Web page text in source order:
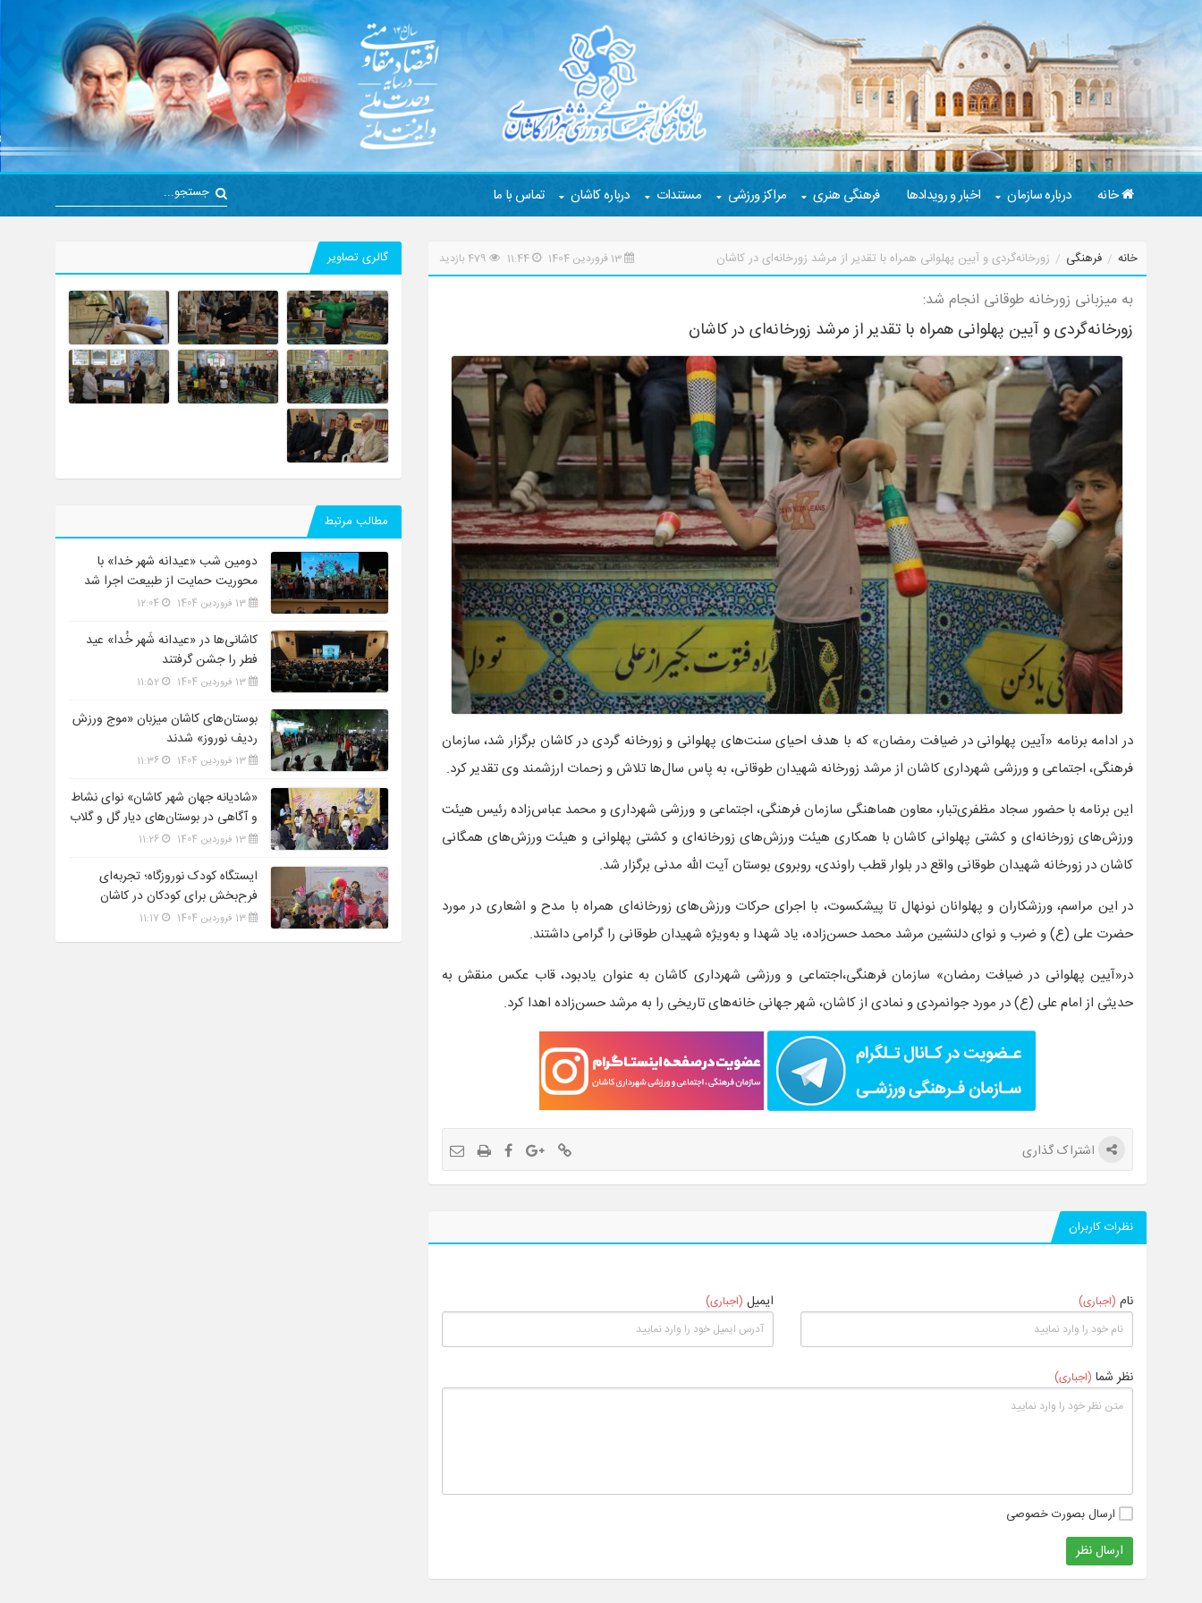
خانه درباره سازمان اخبار و رویدادها فرهنگی هنری مراکز ورزشی مستندات درباره کاشان تماس با ما
خانه فرهنگی زورخانه‌گردی و آیین پهلوانی همراه با تقدیر از مرشد زورخانه‌ای در کاشان 13 فروردین 1404 11:44
به میزبانی زورخانه طوقانی انجام شد:
زورخانه‌گردی و آیین پهلوانی همراه با تقدیر از مرشد زورخانه‌ای در کاشان
در ادامه برنامه «آیین پهلوانی در ضیافت رمضان» که با هدف احیای سنت‌های پهلوانی و زورخانه‌ گردی در کاشان برگزار شد، سازمان
فرهنگی، اجتماعی و ورزشی شهرداری کاشان از مرشد زورخانه شهیدان طوقانی، به پاس سال‌ها تلاش و زحمات ارزشمند وی تقدیر کرد.
این برنامه با حضور سجاد مظفری‌تبار، معاون هماهنگی سازمان فرهنگی، اجتماعی و ورزشی شهرداری و محمد عباس‌زاده رئیس هیئت
ورزش‌های زورخانه‌ای و کشتی پهلوانی کاشان با همکاری هیئت ورزش‌های زورخانه‌ای و کشتی پهلوانی و هیئت ورزش‌های همگانی
کاشان در زورخانه شهیدان طوقانی واقع در بلوار قطب راوندی، روبروی بوستان آیت الله مدنی برگزار شد.
در این مراسم، ورزشکاران و پهلوانان نونهال تا پیشکسوت، با اجرای حرکات ورزش‌های زورخانه‌ای همراه با مدح و اشعاری در مورد
حضرت علی (ع) و ضرب و نوای دلنشین مرشد محمد حسن‌زاده، یاد شهدا و به‌ویژه شهیدان طوقانی را گرامی داشتند.
در«آیین پهلوانی در ضیافت رمضان» سازمان فرهنگی،اجتماعی و ورزشی شهرداری کاشان به عنوان یادبود، قاب عکس منقش به
حدیثی از امام علی (ع) در مورد جوانمردی و نمادی از کاشان، شهر جهانی خانه‌های تاریخی را به مرشد حسن‌زاده اهدا کرد.
اشتراک گذاری
نظرات کاربران
نام (اجباری) ایمیل (اجباری)
نظر شما (اجباری)
ارسال بصورت خصوصی
ارسال نظر
گالری تصاویر
مطالب مرتبط
دومین شب «عیدانه شهر خدا» با
محوریت حمایت از طبیعت اجرا شد
13 فروردین 1404
کاشانی‌ها در «عیدانه شَهر خُدا» عید
فطر را جشن گرفتند
13 فروردین 1404 11:52
بوستان‌های کاشان میزبان «موج ورزش
ردیف نوروز» شدند
13 فروردین 1404
«شادیانه جهان شهر کاشان» نوای نشاط
و آگاهی در بوستان‌های دیار گل و گلاب
13 فروردین 1404
ایستگاه کودک نوروزگاه؛ تجربه‌ای
فرح‌بخش برای کودکان در کاشان
13 فروردین 1404